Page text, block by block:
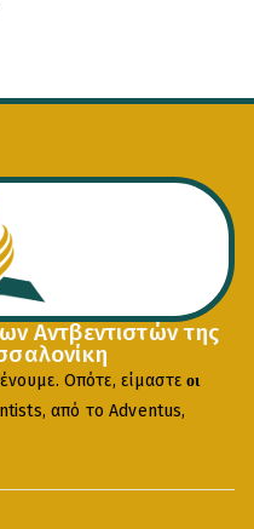
Αντβεντιστών της
Οπότε, είμαστεοι
από το Adventus,